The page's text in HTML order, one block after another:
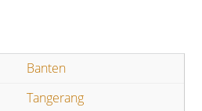
Banten
Tangerang